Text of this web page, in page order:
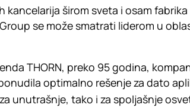
širom sveta i osam fabrika
se može smatrati liderom u
THORN, preko 95 godina,
optimalno rešenje za dato
unutrašnje, tako i za spoljašnje